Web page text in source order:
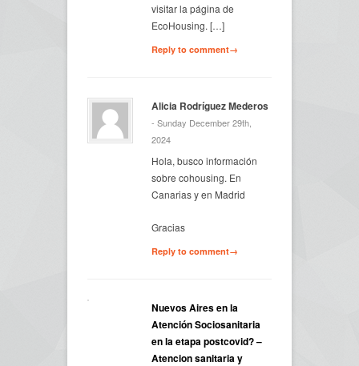
visitar la página de
EcoHousing. […]
Reply to comment→
Alicia Rodríguez Mederos
- Sunday December 29th,
2024
Hola, busco información
sobre cohousing. En
Canarias y en Madrid
Gracias
Reply to comment→
Nuevos Aires en la
Atención Sociosanitaria
en la etapa postcovid? –
Atencion sanitaria y